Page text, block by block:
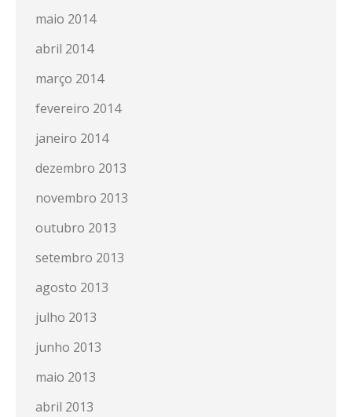
maio 2014
abril 2014
março 2014
fevereiro 2014
janeiro 2014
dezembro 2013
novembro 2013
outubro 2013
setembro 2013
agosto 2013
julho 2013
junho 2013
maio 2013
abril 2013